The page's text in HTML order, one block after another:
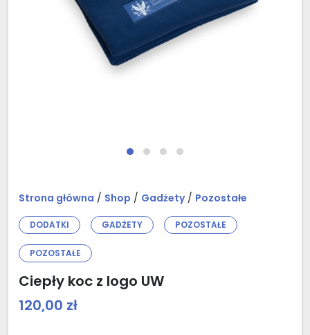
Strona główna / Shop / Gadżety/ Pozostałe
DODATKI GADŻETY POZOSTAŁE
POZOSTAŁE
Ciepły koc z logo UW
120,00 zł